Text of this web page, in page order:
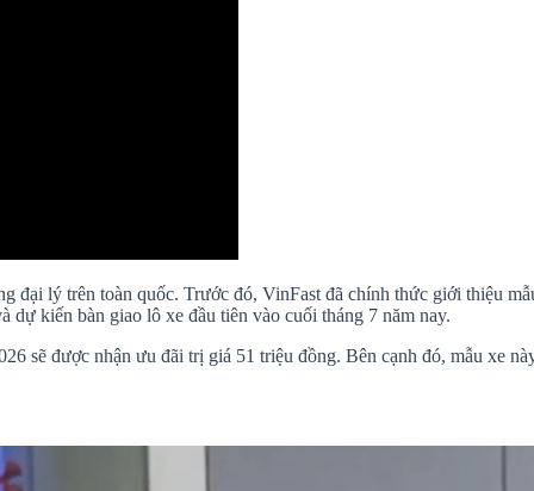
đại lý trên toàn quốc. Trước đó, VinFast đã chính thức giới thiệu
dự kiến bàn giao lô xe đầu tiên vào cuối tháng 7 năm nay.
sẽ được nhận ưu đãi trị giá 51 triệu đồng. Bên cạnh đó, mẫu xe